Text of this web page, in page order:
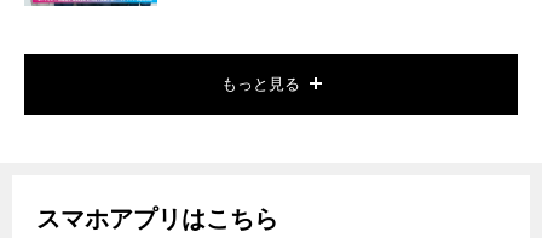
もっと見る
スマホアプリはこちら